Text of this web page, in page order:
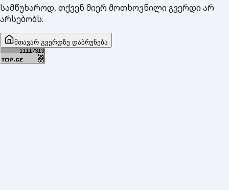
სამწუხაროდ, თქვენ მიერ მოთხოვნილი გვერდი არ
არსებობს.
მთავარ გვერდზე დაბრუნება